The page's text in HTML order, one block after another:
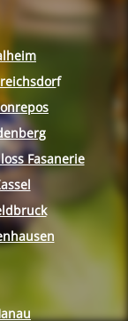
f
Fasanerie